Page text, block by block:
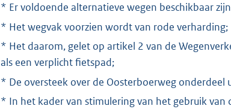
* Er voldoende alternatieve wegen beschikbaar
* Het wegvak voorzien wordt van rode verharding;
* Het daarom, gelet op artikel 2 van de
als een verplicht fietspad;
* De oversteek over de Oosterboerweg
* In het kader van stimulering van het gebruik